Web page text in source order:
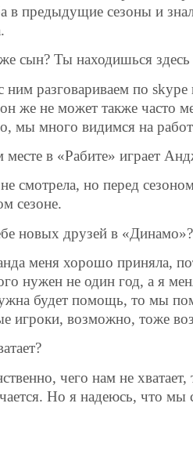
в предыдущие сезоны и
сын? Ты находишься
разговариваем по skype
же не может также часто
мы много видимся на
месте в «Рабите» играет
смотрела, но перед
сезоне.
новых друзей в «Динамо»?
меня хорошо приняла,
нужен не один год, а я
будет помощь, то мы
игроки, возможно, тоже
чего нам не
Но я надеюсь, что мы